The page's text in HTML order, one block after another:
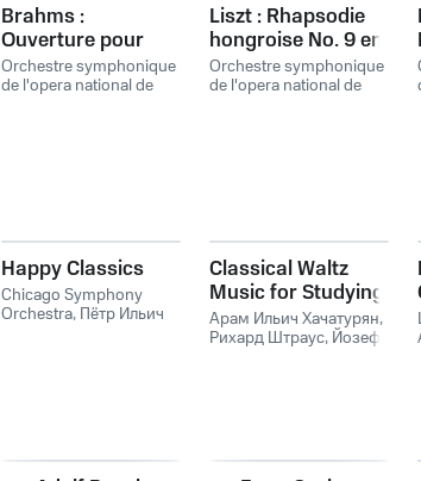
Brahms :
Ouverture pour
une fête
académique, Op.
Orchestre symphonique
de l'opera national de
Liszt : Rhapsodie
hongroise No. 9 en
mi bémol, Carnaval
de Pesth
Orchestre symphonique
de l'opera national de
Happy Classics
Chicago Symphony
Orchestra, Пётр Ильич
Classical Waltz
Music for Studying
Арам Ильич Хачатурян,
Рихард Штраус, Йозеф